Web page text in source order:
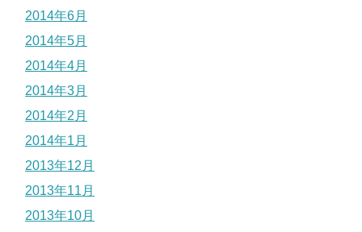
2014年6月
2014年5月
2014年4月
2014年3月
2014年2月
2014年1月
2013年12月
2013年11月
2013年10月